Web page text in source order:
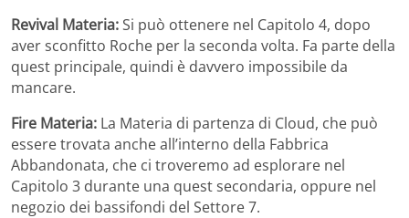
Revival Materia:Si può ottenere nel Capitolo 4, dopo
aver sconfitto Roche per la seconda volta. Fa parte della
quest principale, quindi è davvero impossibile da
mancare.
Fire Materia: La Materia di partenza di Cloud, che può
essere trovata anche all’interno della Fabbrica
Abbandonata, che ci troveremo ad esplorare nel
Capitolo 3 durante una quest secondaria, oppure nel
negozio dei bassifondi del Settore 7.